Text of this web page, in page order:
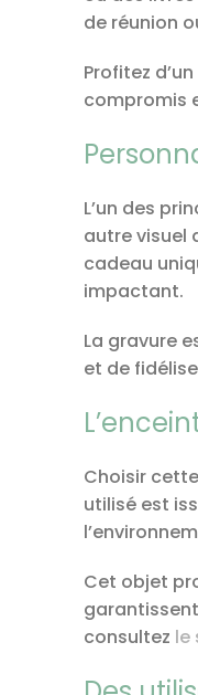
de réunion
Profitez
compromis
L’un des
autre visuel
cadeau
impactant.
La gravure
et de
Choisir
utilisé est
Cet objet
consultez le